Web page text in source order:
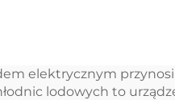
elektrycznym
lodowych to